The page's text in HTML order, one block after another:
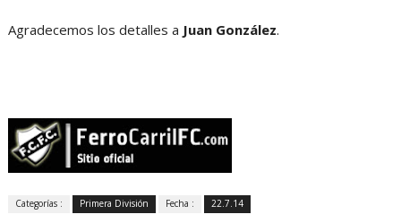
Agradecemos los detalles a Juan González.
Categorías : Primera División Fecha : 22.7.14